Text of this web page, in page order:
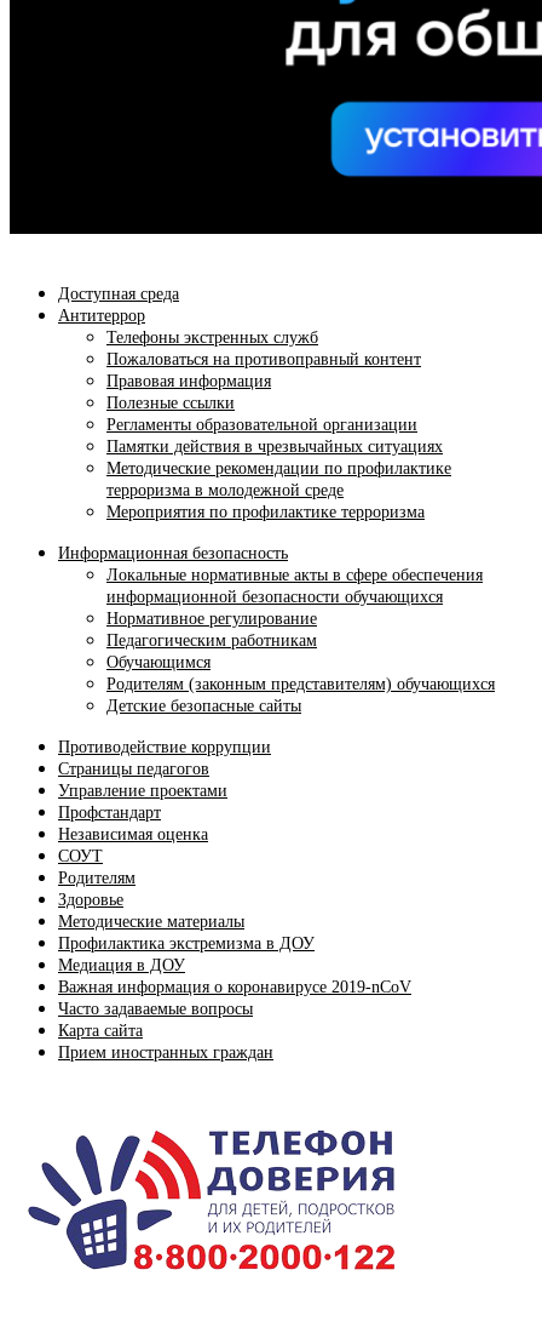
Доступная среда
Антитеррор
Телефоны экстренных служб
Пожаловаться на противоправный контент
Правовая информация
Полезные ссылки
Регламенты образовательной организации
Памятки действия в чрезвычайных ситуациях
Методические рекомендации по профилактике
терроризма в молодежной среде
Мероприятия по профилактике терроризма
Информационная безопасность
Локальные нормативные акты в сфере обеспечения
информационной безопасности обучающихся
Нормативное регулирование
Педагогическим работникам
Обучающимся
Родителям (законным представителям) обучающихся
Детские безопасные сайты
Противодействие коррупции
Страницы педагогов
Управление проектами
Профстандарт
Независимая оценка
СОУТ
Родителям
Здоровье
Методические материалы
Профилактика экстремизма в ДОУ
Медиация в ДОУ
Важная информация о коронавирусе 2019-nCoV
Часто задаваемые вопросы
Карта сайта
Прием иностранных граждан